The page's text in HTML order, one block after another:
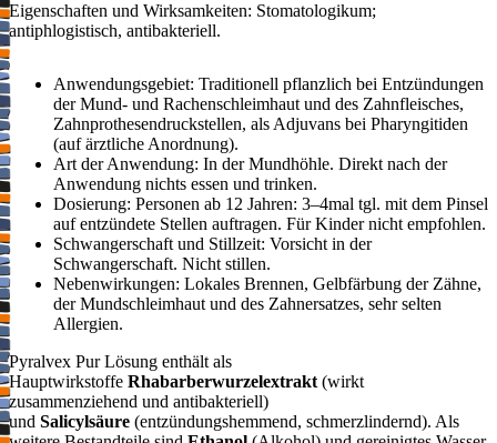
Eigenschaften und Wirksamkeiten: Stomatologikum;
antiphlogistisch, antibakteriell.
Anwendungsgebiet: Traditionell pflanzlich bei Entzündungen
der Mund- und Rachenschleimhaut und des Zahnfleisches,
Zahnprothesendruckstellen, als Adjuvans bei Pharyngitiden
(auf ärztliche Anordnung).
Art der Anwendung: In der Mundhöhle. Direkt nach der
Anwendung nichts essen und trinken.
Dosierung: Personen ab 12 Jahren: 3–4mal tgl. mit dem Pinsel
auf entzündete Stellen auftragen. Für Kinder nicht empfohlen.
Schwangerschaft und Stillzeit: Vorsicht in der
Schwangerschaft. Nicht stillen.
Nebenwirkungen: Lokales Brennen, Gelbfärbung der Zähne,
der Mundschleimhaut und des Zahnersatzes, sehr selten
Allergien.
Pyralvex Pur Lösung enthält als
Hauptwirkstoffe Rhabarberwurzelextrakt(wirkt
zusammenziehend und antibakteriell)
und Salicylsäure (entzündungshemmend, schmerzlindernd). Als